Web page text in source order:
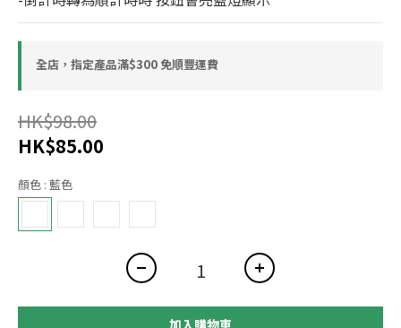
全店，指定產品滿$300 免順豐運費
HK$98.00
HK$85.00
顏色 : 藍色
加入購物車